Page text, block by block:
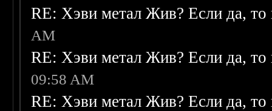
RE: Хэви метал Жив? Если да, то
AM
RE: Хэви метал Жив? Если да, то
09:58 AM
RE: Хэви метал Жив? Если да, то